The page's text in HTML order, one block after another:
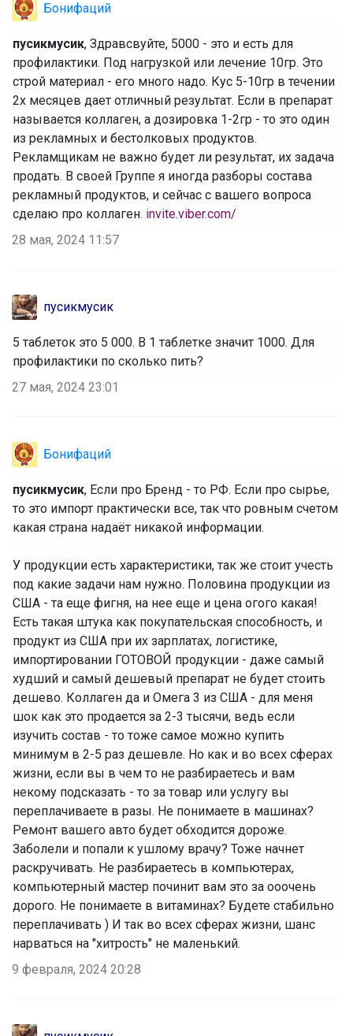
Бонифаций
пусикмусик, Здравсвуйте, 5000 - это и есть для
профилактики. Под нагрузкой или лечение 10гр. Это
строй материал - его много надо. Кус 5-10гр в течении
2х месяцев дает отличный результат. Если в препарат
называется коллаген, а дозировка 1-2гр - то это один
из рекламных и бестолковых продуктов.
Рекламщикам не важно будет ли результат, их задача
продать. В своей Группе я иногда разборы состава
рекламный продуктов, и сейчас с вашего вопроса
сделаю про коллаген. invite.viber.com/
28 мая, 2024 11:57
пусикмусик
5 таблеток это 5 000. В 1 таблетке значит 1000. Для
профилактики по сколько пить?
27 мая, 2024 23:01
Бонифаций
пусикмусик, Если про Бренд - то РФ. Если про сырье,
то это импорт практически все, так что ровным счетом
какая страна надаёт никакой информации.
У продукции есть характеристики, так же стоит учесть
под какие задачи нам нужно. Половина продукции из
США - та еще фигня, на нее еще и цена огого какая!
Есть такая штука как покупательская способность, и
продукт из США при их зарплатах, логистике,
импортировании ГОТОВОЙ продукции - даже самый
худший и самый дешевый препарат не будет стоить
дешево. Коллаген да и Омега 3 из США - для меня
шок как это продается за 2-3 тысячи, ведь если
изучить состав - то тоже самое можно купить
минимум в 2-5 раз дешевле. Но как и во всех сферах
жизни, если вы в чем то не разбираетесь и вам
некому подсказать - то за товар или услугу вы
переплачиваете в разы. Не понимаете в машинах?
Ремонт вашего авто будет обходится дороже.
Заболели и попали к ушлому врачу? Тоже начнет
раскручивать. Не разбираетесь в компьютерах,
компьютерный мастер починит вам это за ооочень
дорого. Не понимаете в витаминах? Будете стабильно
переплачивать ) И так во всех сферах жизни, шанс
нарваться на "хитрость" не маленький.
9 февраля, 2024 20:28